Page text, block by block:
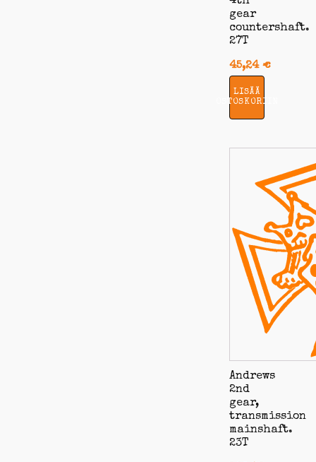
gear
countershaft.
27T
45,24 €
LISÄÄ
OSTOSKORIIN
Andrews
2nd
gear,
transmission
mainshaft.
23T